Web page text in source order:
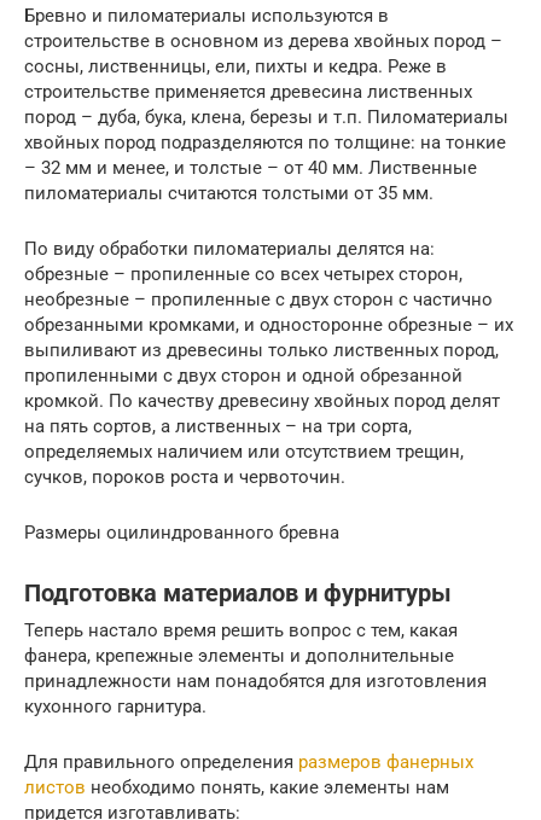
Бревно и пиломатериалы используются в
строительстве в основном из дерева хвойных пород –
сосны, лиственницы, ели, пихты и кедра. Реже в
строительстве применяется древесина лиственных
пород – дуба, бука, клена, березы и т.п. Пиломатериалы
хвойных пород подразделяются по толщине: на тонкие
– 32 мм и менее, и толстые – от 40 мм. Лиственные
пиломатериалы считаются толстыми от 35 мм.
По виду обработки пиломатериалы делятся на:
обрезные – пропиленные со всех четырех сторон,
необрезные – пропиленные с двух сторон с частично
обрезанными кромками, и односторонне обрезные – их
выпиливают из древесины только лиственных пород,
пропиленными с двух сторон и одной обрезанной
кромкой. По качеству древесину хвойных пород делят
на пять сортов, а лиственных – на три сорта,
определяемых наличием или отсутствием трещин,
сучков, пороков роста и червоточин.
Размеры оцилиндрованного бревна
Подготовка материалов и фурнитуры
Теперь настало время решить вопрос с тем, какая
фанера, крепежные элементы и дополнительные
принадлежности нам понадобятся для изготовления
кухонного гарнитура.
Для правильного определения размеров фанерных
листов необходимо понять, какие элементы нам
придется изготавливать: